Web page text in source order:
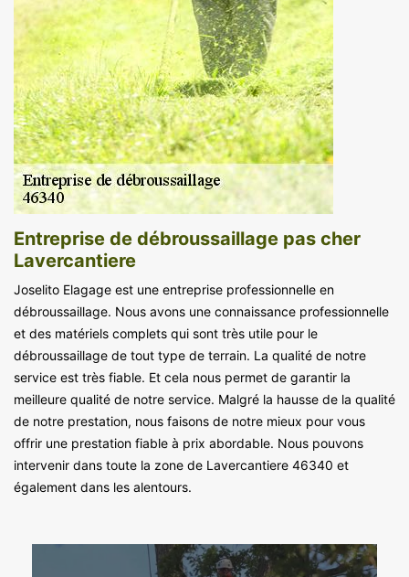
Entreprise de débroussaillage pas cher
Lavercantiere
Joselito Elagage est une entreprise professionnelle en
débroussaillage. Nous avons une connaissance professionnelle
et des matériels complets qui sont très utile pour le
débroussaillage de tout type de terrain. La qualité de notre
service est très fiable. Et cela nous permet de garantir la
meilleure qualité de notre service. Malgré la hausse de la qualité
de notre prestation, nous faisons de notre mieux pour vous
offrir une prestation fiable à prix abordable. Nous pouvons
intervenir dans toute la zone de Lavercantiere 46340 et
également dans les alentours.